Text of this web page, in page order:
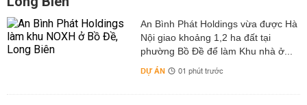
An Bình Phát Holdings vừa được Hà
Nội giao khoảng 1,2 ha đất tại
phường Bồ Đề để làm Khu nhà ở...
DỰ ÁN 01 phút trước